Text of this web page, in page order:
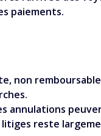
paiements.
non
annulations
reste